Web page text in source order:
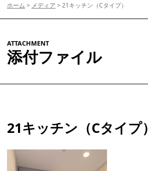
ホーム > メディア > 21キッチン（Cタイプ）
ATTACHMENT
添付ファイル
21キッチン（Cタイプ）